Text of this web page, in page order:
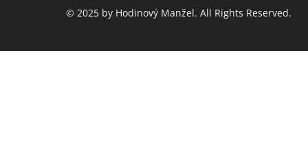
© 2025 by Hodinový Manžel. All Rights Reserved.